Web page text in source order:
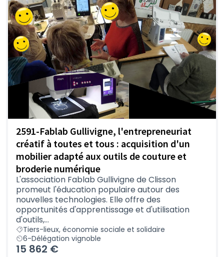
2591-Fablab Gullivigne, l'entrepreneuriat
créatif à toutes et tous : acquisition d'un
mobilier adapté aux outils de couture et
broderie numérique
L'association Fablab Gullivigne de Clisson
promeut l'éducation populaire autour des
nouvelles technologies. Elle offre des
opportunités d'apprentissage et d'utilisation
d'outils,...
Tiers-lieux, économie sociale et solidaire
6-Délégation vignoble
15 862 €